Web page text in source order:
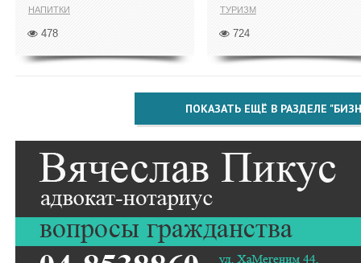
НАПИТКИ
478
ТУРИЗМ
724
ПОКАЗАТЬ ЕЩЁ В РАЗДЕЛЕ